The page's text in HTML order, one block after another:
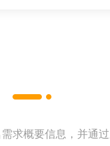
求概要信息，并通